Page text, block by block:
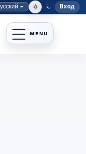
Язык Меню
Вход